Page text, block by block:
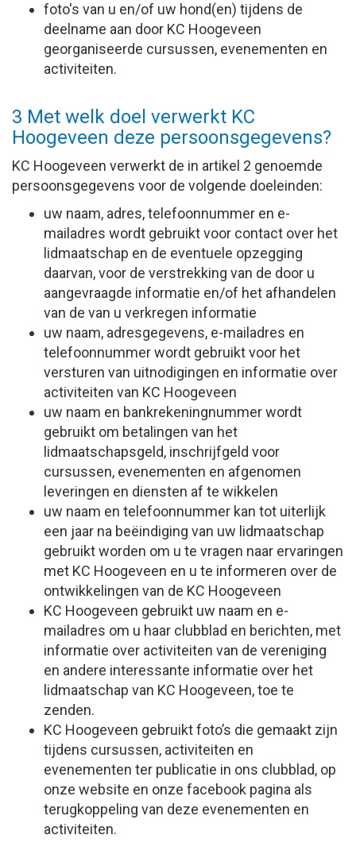
foto's van u en/of uw hond(en) tijdens de
deelname aan door KC Hoogeveen
georganiseerde cursussen, evenementen en
activiteiten.
3 Met welk doel verwerkt KC
Hoogeveen deze persoonsgegevens?
KC Hoogeveen verwerkt de in artikel 2 genoemde
persoonsgegevens voor de volgende doeleinden:
uw naam, adres, telefoonnummer en e-
mailadres wordt gebruikt voor contact over het
lidmaatschap en de eventuele opzegging
daarvan, voor de verstrekking van de door u
aangevraagde informatie en/of het afhandelen
van de van u verkregen informatie
uw naam, adresgegevens, e-mailadres en
telefoonnummer wordt gebruikt voor het
versturen van uitnodigingen en informatie over
activiteiten van KC Hoogeveen
uw naam en bankrekeningnummer wordt
gebruikt om betalingen van het
lidmaatschapsgeld, inschrijfgeld voor
cursussen, evenementen en afgenomen
leveringen en diensten af te wikkelen
uw naam en telefoonnummer kan tot uiterlijk
een jaar na beëindiging van uw lidmaatschap
gebruikt worden om u te vragen naar ervaringen
met KC Hoogeveen en u te informeren over de
ontwikkelingen van de KC Hoogeveen
KC Hoogeveen gebruikt uw naam en e-
mailadres om u haar clubblad en berichten, met
informatie over activiteiten van de vereniging
en andere interessante informatie over het
lidmaatschap van KC Hoogeveen, toe te
zenden.
KC Hoogeveen gebruikt foto’s die gemaakt zijn
tijdens cursussen, activiteiten en
evenementen ter publicatie in ons clubblad, op
onze website en onze facebook pagina als
terugkoppeling van deze evenementen en
activiteiten.